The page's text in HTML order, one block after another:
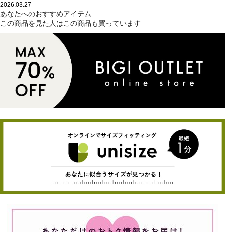
2026.03.27
あなたへのおすすめアイテム
この商品を見た人はこの商品も買っています